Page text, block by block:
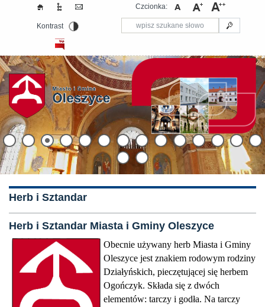
Czcionka:
Kontrast
Herb i Sztandar
Herb i Sztandar Miasta i Gminy Oleszyce
Obecnie używany herb Miasta i Gminy
Oleszyce jest znakiem rodowym rodziny
Działyńskich, pieczętującej się herbem
Ogończyk. Składa się z dwóch
elementów: tarczy i godła. Na tarczy